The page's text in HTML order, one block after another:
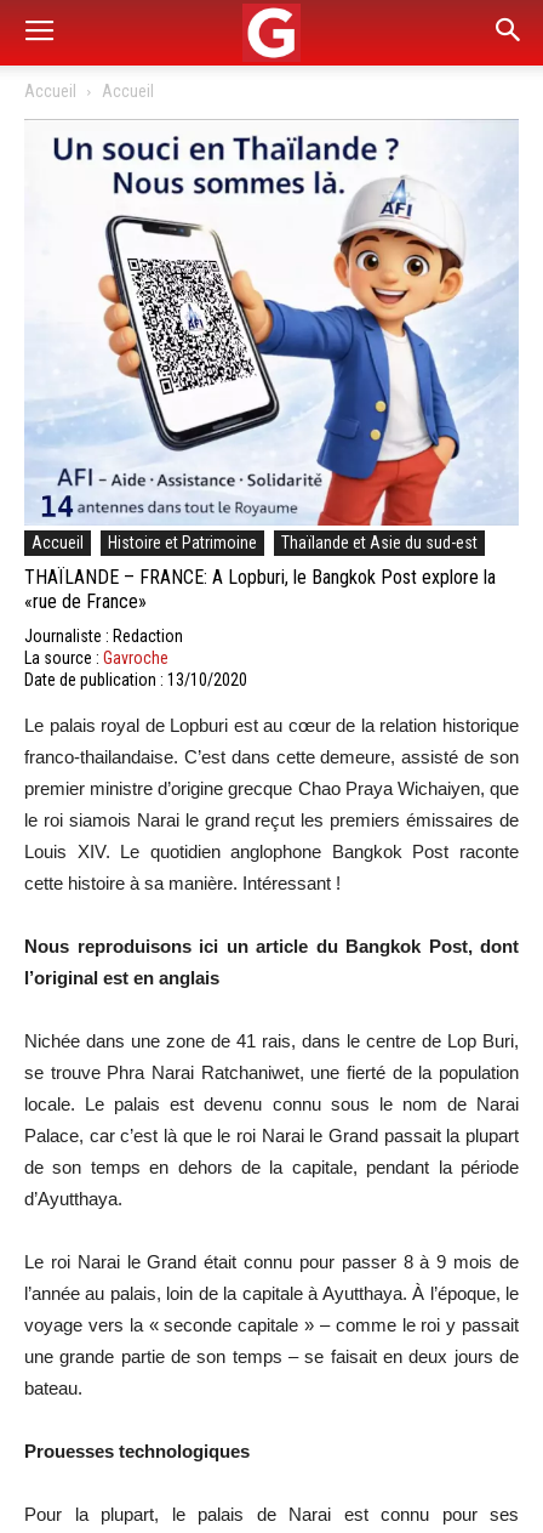
Accueil Accueil
Accueil Histoire et Patrimoine Thaïlande et Asie du sud-est
THAÏLANDE – FRANCE: A Lopburi, le Bangkok Post explore la
«rue de France»
Journaliste : Redaction
La source : Gavroche
Date de publication : 13/10/2020
Le palais royal de Lopburi est au cœur de la relation historique
franco-thailandaise. C’est dans cette demeure, assisté de son
premier ministre d’origine grecque Chao Praya Wichaiyen, que
le roi siamois Narai le grand reçut les premiers émissaires de
Louis XIV. Le quotidien anglophone Bangkok Post raconte
cette histoire à sa manière. Intéressant !
Nous reproduisons ici un article du Bangkok Post, dont
l’original est en anglais
Nichée dans une zone de 41 rais, dans le centre de Lop Buri,
se trouve Phra Narai Ratchaniwet, une fierté de la population
locale. Le palais est devenu connu sous le nom de Narai
Palace, car c’est là que le roi Narai le Grand passait la plupart
de son temps en dehors de la capitale, pendant la période
d’Ayutthaya.
Le roi Narai le Grand était connu pour passer 8 à 9 mois de
l’année au palais, loin de la capitale à Ayutthaya. À l’époque, le
voyage vers la « seconde capitale » – comme le roi y passait
une grande partie de son temps – se faisait en deux jours de
bateau.
Prouesses technologiques
Pour la plupart, le palais de Narai est connu pour ses